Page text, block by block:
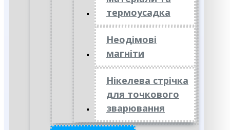
термоусадка
Неодімові
магніти
Нікелева стрічка
для точкового
зварювання